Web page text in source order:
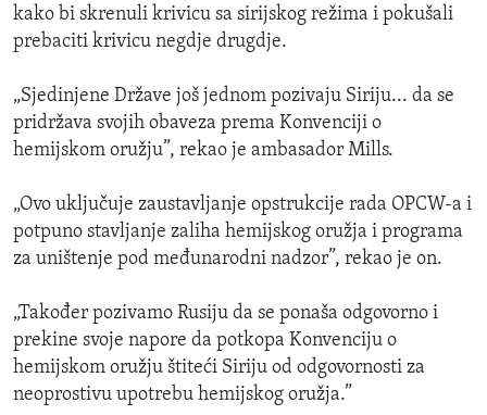
kako bi skrenuli krivicu sa sirijskog režima i pokušali
prebaciti krivicu negdje drugdje.
„Sjedinjene Države još jednom pozivaju Siriju... da se
pridržava svojih obaveza prema Konvenciji o
hemijskom oružju”, rekao je ambasador Mills.
„Ovo uključuje zaustavljanje opstrukcije rada OPCW-a i
potpuno stavljanje zaliha hemijskog oružja i programa
za uništenje pod međunarodni nadzor”, rekao je on.
„Također pozivamo Rusiju da se ponaša odgovorno i
prekine svoje napore da potkopa Konvenciju o
hemijskom oružju štiteći Siriju od odgovornosti za
neoprostivu upotrebu hemijskog oružja.”